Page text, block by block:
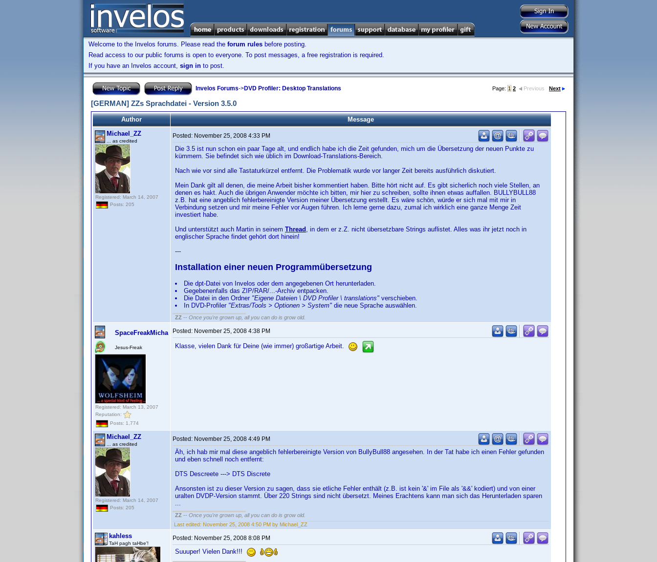
Welcome to the Invelos forums. Please read the forum rules before posting.
Read access to our public forums is open to everyone. To post messages, a free registration is required.
If you have an Invelos account, sign in to post.
Invelos Forums->DVD Profiler: Desktop Translations Page: 1 2 Previous Next
[GERMAN] ZZs Sprachdatei - Version 3.5.0
Author
Message
Michael_ZZ
... as credited
Registered: March 14, 2007
Posts: 205
Posted: November 25, 2008 4:33 PM
Die 3.5 ist nun schon ein paar Tage alt, und endlich habe ich die Zeit gefunden, mich um die Übersetzung der neuen Punkte zu
kümmern. Sie befindet sich wie üblich im Download-Translations-Bereich.
Nach wie vor sind alle Tastaturkürzel entfernt. Die Problematik wurde vor langer Zeit bereits ausführlich diskutiert.
Mein Dank gilt all denen, die meine Arbeit bisher kommentiert haben. Bitte hört nicht auf. Es gibt sicherlich noch viele Stellen, an
denen es hakt. Auch die übrigen Anwender möchte ich bitten, mir hier zu schreiben, sollte ihnen etwas auffallen. BULLYBULL88
z.B. hat eine angeblich fehlerbereinigte Version meiner Übersetzung erstellt. Es wäre schön, würde er sich mal mit mir in
Verbindung setzen und mir meine Fehler vor Augen führen. Ich lerne gerne dazu, zumal ich wirklich eine ganze Menge Zeit
investiert habe.
Und unterstützt auch Martin in seinem Thread , in dem er z.Z. nicht übersetzbare Strings auflistet. Alles was ihr jetzt noch in
englischer Sprache findet gehört dort hinein!
---
Installation einer neuen Programmübersetzung
Die dpt-Datei von Invelos oder dem angegebenen Ort herunterladen.
Gegebenenfalls das ZIP/RAR/...-Archiv entpacken.
Die Datei in den Ordner "Eigene Dateien \ DVD Profiler \ translations" verschieben.
In DVD-Profiler "Extras/Tools > Optionen > System" die neue Sprache auswählen.
ZZ -- Once you're grown up, all you can do is grow old.
SpaceFreakMicha
Jesus-Freak
Registered: March 13, 2007
Reputation:
Posts: 1,774
Posted: November 25, 2008 4:38 PM
Klasse, vielen Dank für Deine (wie immer) großartige Arbeit.
Michael_ZZ
... as credited
Registered: March 14, 2007
Posts: 205
Posted: November 25, 2008 4:49 PM
Äh, ich hab mir mal diese angeblich fehlerbereinigte Version von BullyBull88 angesehen. In der Tat habe ich einen Fehler gefunden
und eben schnell noch entfernt:
DTS Descreete ---> DTS Discrete
Ansonsten ist zu dieser Version zu sagen, dass sie etliche Fehler enthält (z.B. ist kein '&' im File als '&&' kodiert) und von einer
uralten DVDP-Version stammt. Über 220 Strings sind nicht übersetzt. Meines Erachtens kann man sich das Herunterladen sparen
...
ZZ -- Once you're grown up, all you can do is grow old.
Last edited: November 25, 2008 4:50 PM by Michael_ZZ
kahless
TaH pagh taHbe'!
Posted: November 25, 2008 8:08 PM
Suuuper! Vielen Dank!!!